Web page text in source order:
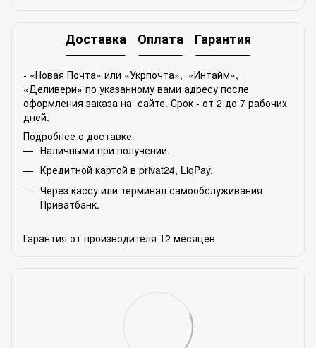
Доставка Оплата Гарантия
- «Новая Почта» или «Укрпочта», «Интайм»,
«Деливери» по указанному вами адресу после
оформления заказа на сайте. Срок - от 2 до 7 рабочих
дней.
Подробнее о доставке
Наличными при получении.
Кредитной картой в privat24, LiqPay.
Через кассу или терминал самообслуживания
Приватбанк.
Гарантия от производителя 12 месяцев